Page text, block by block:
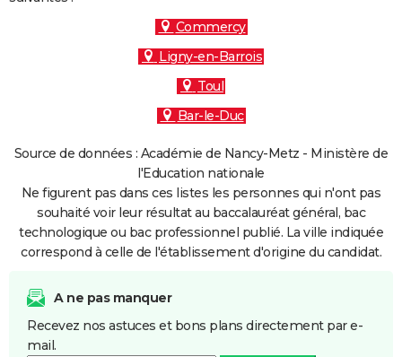
Commercy
Ligny-en-Barrois
Toul
Bar-le-Duc
Source de données : Académie de Nancy-Metz - Ministère de
l'Education nationale
Ne figurent pas dans ces listes les personnes qui n'ont pas
souhaité voir leur résultat au baccalauréat général, bac
technologique ou bac professionnel publié. La ville indiquée
correspond à celle de l'établissement d'origine du candidat.
A ne pas manquer
Recevez nos astuces et bons plans directement par e-
mail.